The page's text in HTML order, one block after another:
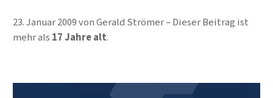
23. Januar 2009vonGerald Strömer
Dieser Beitrag ist
mehr als 17 Jahre alt.